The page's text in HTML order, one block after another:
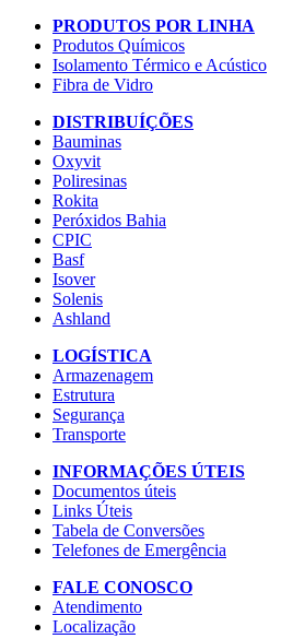
PRODUTOS POR LINHA
Produtos Químicos
Isolamento Térmico e Acústico
Fibra de Vidro
DISTRIBUÍÇÕES
Bauminas
Oxyvit
Poliresinas
Rokita
Peróxidos Bahia
CPIC
Basf
Isover
Solenis
Ashland
LOGÍSTICA
Armazenagem
Estrutura
Segurança
Transporte
INFORMAÇÕES ÚTEIS
Documentos úteis
Links Úteis
Tabela de Conversões
Telefones de Emergência
FALE CONOSCO
Atendimento
Localização